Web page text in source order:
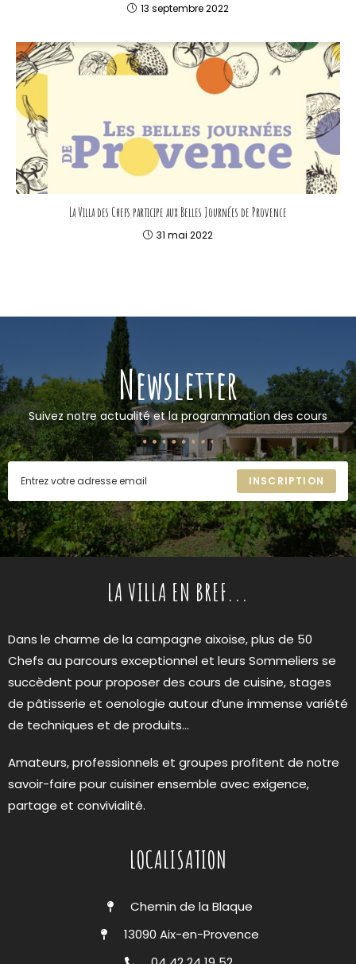
13 septembre 2022
La Villa des Chefs participe aux Belles Journées de Provence
31 mai 2022
Newsletter
Suivez notre actualité et la programmation des cours
INSCRIPTION
LA VILLA EN BREF...
Dans le charme de la campagne aixoise, plus de 50
Chefs au parcours exceptionnel et leurs Sommeliers se
succèdent pour proposer des cours de cuisine, stages
de pâtisserie et oenologie autour d’une immense variété
de techniques et de produits…
Amateurs, professionnels et groupes profitent de notre
savoir-faire pour cuisiner ensemble avec exigence,
partage et convivialité.
LOCALISATION
Chemin de la Blaque
13090 Aix-en-Provence